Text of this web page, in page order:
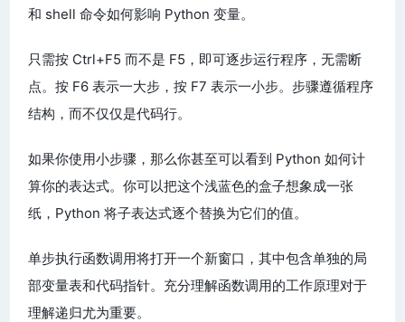
和 shell 命令如何影响 Python 变量。
只需按 Ctrl+F5 而不是 F5，即可逐步运行程序，无需断
点。按 F6 表示一大步，按 F7 表示一小步。步骤遵循程序
结构，而不仅仅是代码行。
如果你使用小步骤，那么你甚至可以看到 Python 如何计
算你的表达式。你可以把这个浅蓝色的盒子想象成一张
纸，Python 将子表达式逐个替换为它们的值。
单步执行函数调用将打开一个新窗口，其中包含单独的局
部变量表和代码指针。充分理解函数调用的工作原理对于
理解递归尤为重要。